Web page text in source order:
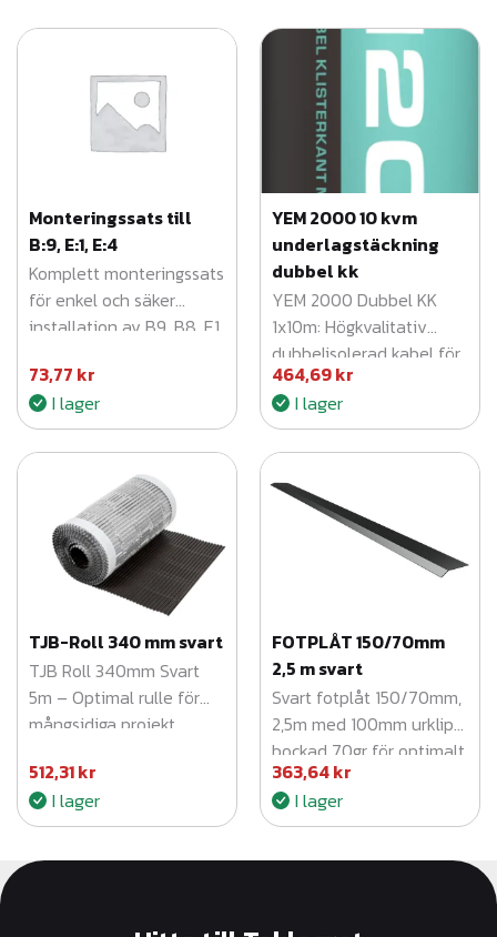
A
m
Monteringssats till
B:9, E:1, E:4
Komplett monteringssats
för enkel och säker
installation av B9, B8, E1
73,77 kr
I lager
YEM 2000 10 kvm
underlagstäckning
dubbel kk
YEM 2000 Dubbel KK
1x10m: Högkvalitativ
dubbelisolerad kabel för
krävande applikationer.
464,69kr
I lager
TJB-Roll 340 mm svart
TJB Roll 340mm Svart
5m – Optimal rulle för
mångsidiga projekt.
512,31kr
I lager
FOTPLÅT 150/70mm
2,5 m svart
Svart fotplåt 150/70mm,
2,5m med 100mm urklipp,
bockad 70gr för optimalt
takskydd.
363,64kr
I lager